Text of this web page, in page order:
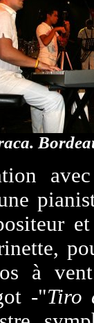
à
-"Tiro